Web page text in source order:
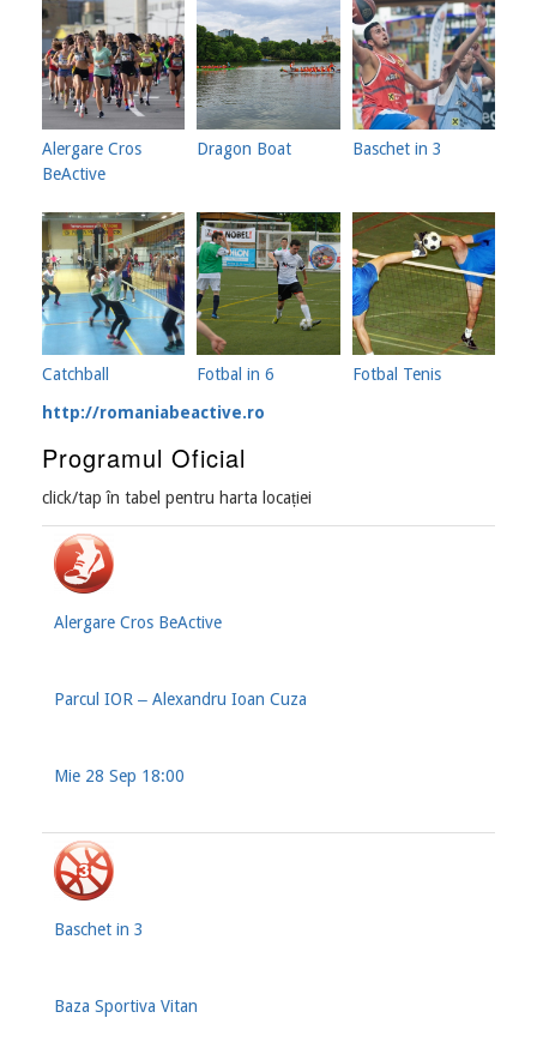
Alergare Cros
BeActive
Dragon Boat Baschet in 3
Catchball Fotbal in 6 Fotbal Tenis
http://romaniabeactive.ro
Programul Oficial
click/tap în tabel pentru harta locației
Alergare Cros BeActive
Parcul IOR ‒ Alexandru Ioan Cuza
Mie 28 Sep 18:00
Baschet in 3
Baza Sportiva Vitan